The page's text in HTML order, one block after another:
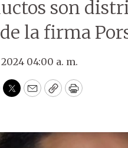
son
la firma
04:00 a. m.
Twitter
EmailCopyPrint